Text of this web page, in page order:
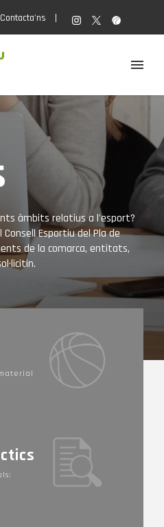
Contacta'ns
àmbits relatius a l'esport?
Esportiu del Pla de
de la comarca, entitats,